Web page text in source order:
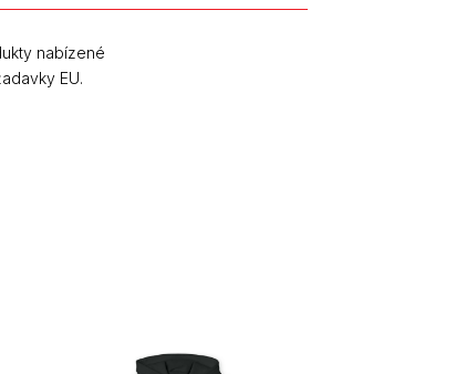
nabízené
EU.